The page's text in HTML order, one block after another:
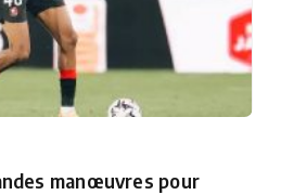
manœuvres pour